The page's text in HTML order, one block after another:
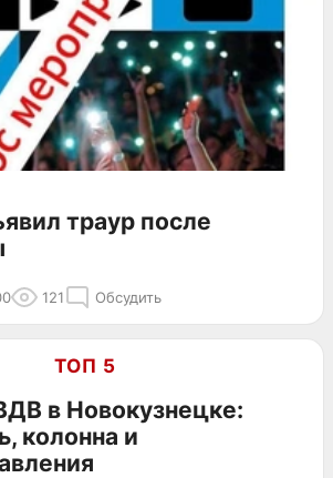
траур после
121 Обсудить
ТОП 5
в Новокузнецке:
колонна и